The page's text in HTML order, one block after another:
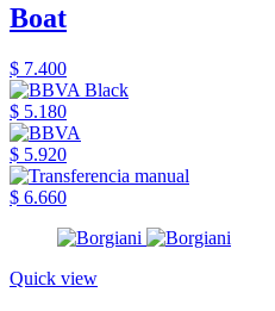
Boat
$ 7.400
$ 5.180
$ 5.920
$ 6.660
Quick view